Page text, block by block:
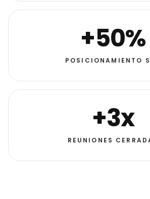
+50%
POSICIONAMIENTO
+3x
REUNIONES